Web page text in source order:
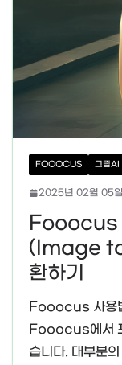
FOOOCUS 그림AI
2025년 02월 05일
Fooocus
(Image
환하기
Fooocus 사용
Fooocus에서
습니다. 대부분